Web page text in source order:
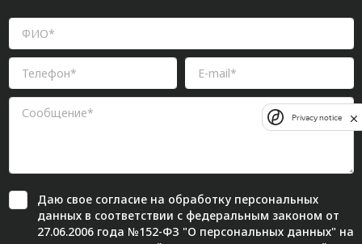
Даю свое согласиена обработку персональных
данных в соответствии с федеральным законом от
27.06.2006 года №152-ФЗ "О персональных данных" на
Privacy notice